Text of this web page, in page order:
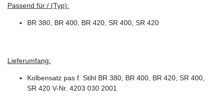
Passend für / (Typ):
BR 380, BR 400, BR 420, SR 400, SR 420
Lieferumfang:
Kolbensatz pas f. Stihl BR 380, BR 400, BR 420, SR 400,
SR 420 V-Nr. 4203 030 2001